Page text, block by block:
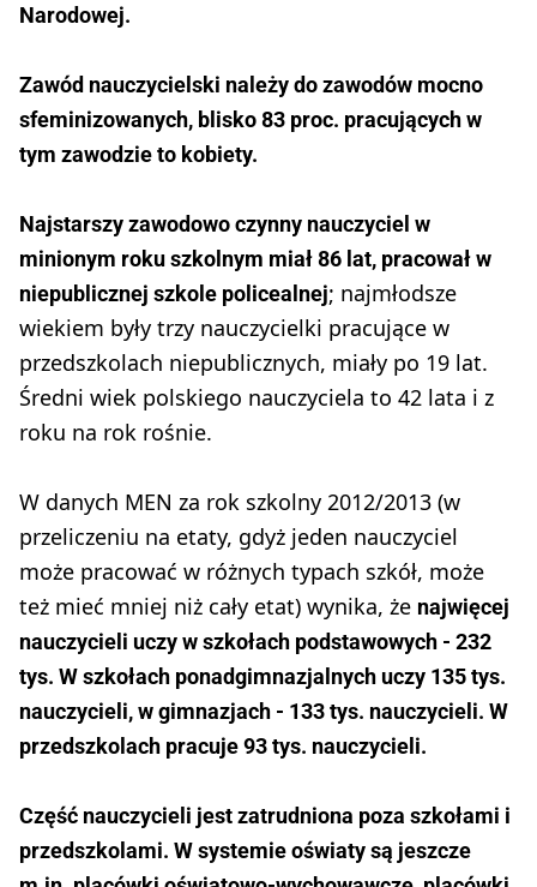
Narodowej.
Zawód nauczycielski należy do zawodów mocno
sfeminizowanych, blisko 83 proc. pracujących w
tym zawodzie to kobiety.
Najstarszy zawodowo czynny nauczyciel w
minionym roku szkolnym miał 86 lat, pracował w
niepublicznej szkole policealnej; najmłodsze
wiekiem były trzy nauczycielki pracujące w
przedszkolach niepublicznych, miały po 19 lat.
Średni wiek polskiego nauczyciela to 42 lata i z
roku na rok rośnie.
W danych MEN za rok szkolny 2012/2013 (w
przeliczeniu na etaty, gdyż jeden nauczyciel
może pracować w różnych typach szkół, może
też mieć mniej niż cały etat) wynika, że najwięcej
nauczycieli uczy w szkołach podstawowych - 232
tys. W szkołach ponadgimnazjalnych uczy 135 tys.
nauczycieli, w gimnazjach - 133 tys. nauczycieli. W
przedszkolach pracuje 93 tys. nauczycieli.
Część nauczycieli jest zatrudniona poza szkołami i
przedszkolami. W systemie oświaty są jeszcze